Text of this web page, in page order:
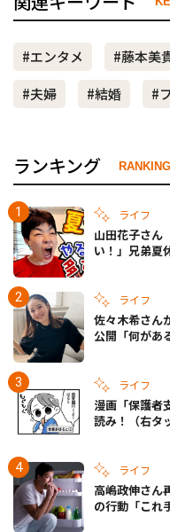
#エンタメ #藤本美
#夫婦
#結婚 #
ランキング RANKING
ライフ
山田花子さん
い！」兄弟夏
ライフ
佐々木希さん
公開「何があ
ライフ
漫画「保護者
読み！（右タ
ライフ
高嶋政伸さん
の行動「これ